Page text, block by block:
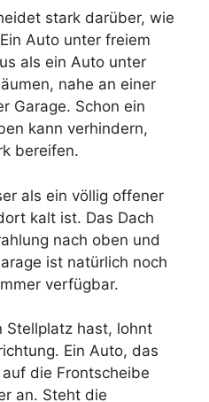
stark darüber, wie
Auto unter freiem
als ein Auto unter
nahe an einer
Garage. Schon ein
kann verhindern,
bereifen.
als ein völlig offener
kalt ist. Das Dach
nach oben und
ist natürlich noch
verfügbar.
Stellplatz hast, lohnt
Ein Auto, das
die Frontscheibe
an. Steht die